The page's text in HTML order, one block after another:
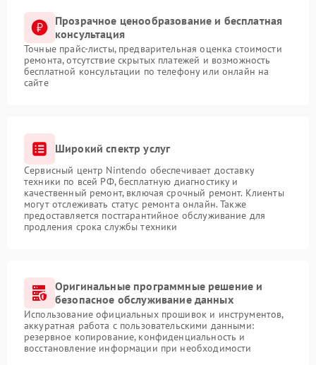
Прозрачное ценообразование и бесплатная
консультация
Точные прайс-листы, предварительная оценка стоимости
ремонта, отсутствие скрытых платежей и возможность
бесплатной консультации по телефону или онлайн на
сайте
Широкий спектр услуг
Сервисный центр Nintendo обеспечивает доставку
техники по всей РФ, бесплатную диагностику и
качественный ремонт, включая срочный ремонт. Клиенты
могут отслеживать статус ремонта онлайн. Также
предоставляется постгарантийное обслуживание для
продления срока службы техники
Оригинальные программные решение и
безопасное обслуживание данных
Использование официальных прошивок и инструментов,
аккуратная работа с пользовательскими данными:
резервное копирование, конфиденциальность и
восстановление информации при необходимости